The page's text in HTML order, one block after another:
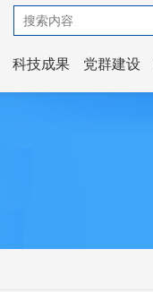
科技成果 党群建设